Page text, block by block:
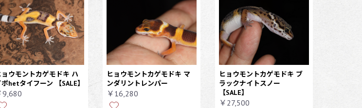
ョウモントカゲモドキ ハ
ポhetタイフーン 【SALE】
9,680
ヒョウモントカゲモドキ マ
ンダリントレンパー
￥16,280
ヒョウモントカゲモドキ ブ
ラックナイトスノー
【SALE】
￥27,500